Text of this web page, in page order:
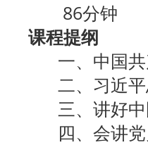
86分钟
课程提纲
一、中国共
二、习近
三、讲好中
四、会讲党